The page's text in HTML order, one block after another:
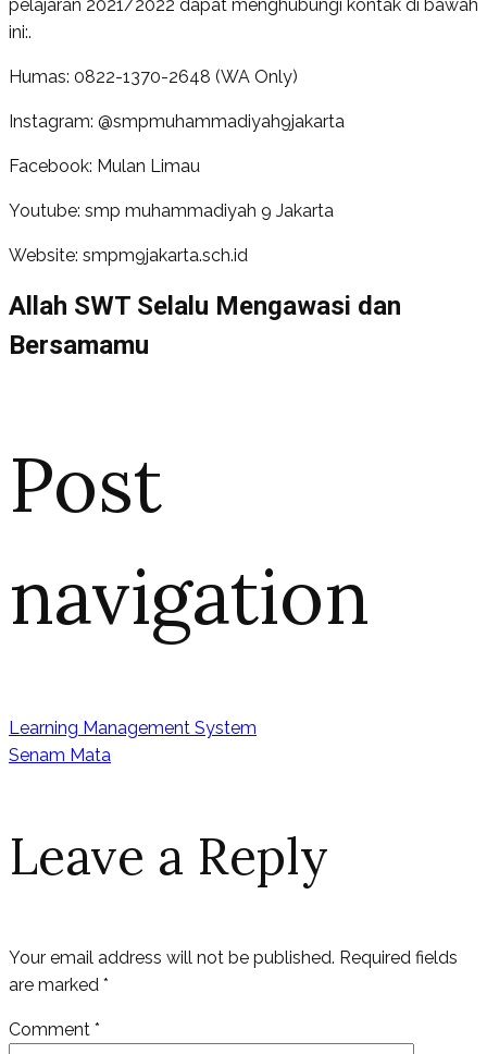
pelajaran 2021/2022 dapat menghubungi kontak di bawah
ini:.
Humas: 0822-1370-2648 (WA Only)
Instagram: @smpmuhammadiyah9jakarta
Facebook: Mulan Limau
Youtube: smp muhammadiyah 9 Jakarta
Website: smpm9jakarta.sch.id
Allah SWT Selalu Mengawasi dan
Bersamamu
Post
navigation
Learning Management System
Senam Mata
Leave a Reply
Your email address will not be published. Required fields
are marked *
Comment *